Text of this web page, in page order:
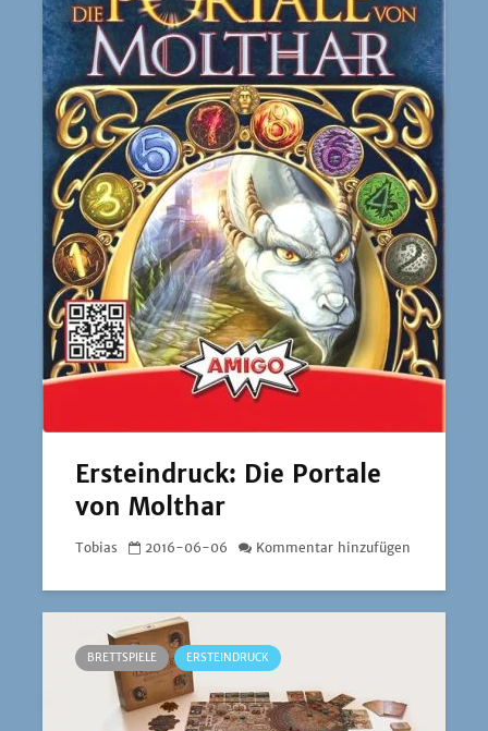
Ersteindruck: Die Portale
von Molthar
Tobias 2016-06-06 Kommentar hinzufügen
BRETTSPIELE ERSTEINDRUCK